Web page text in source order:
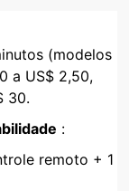
(modelos
a US$ 2,50,
30.
:
remoto + 1